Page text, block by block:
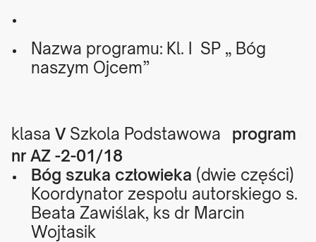
Nazwa programu: Kl. I SP „ Bóg
naszym Ojcem”
klasa V Szkola Podstawowa
program
nr AZ -2-01/18
Bóg szuka człowieka (dwie części)
Koordynator zespołu autorskiego s.
Beata Zawiślak, ks dr Marcin
Wojtasik